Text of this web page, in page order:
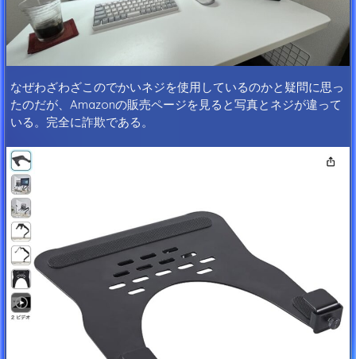
なぜわざわざこのでかいネジを使用しているのかと疑問に思っ
たのだが、Amazonの販売ページを見ると写真とネジが違って
いる。完全に詐欺である。